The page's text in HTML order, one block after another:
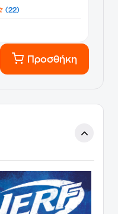
(22)
Προσθήκη